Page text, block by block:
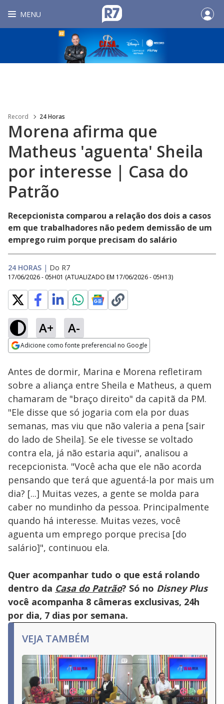
MENU
Record 24 Horas
Morena afirma que
Matheus 'aguenta' Sheila
por interesse | Casa do
Patrão
Recepcionista comparou a relação dos dois a casos
em que trabalhadores não pedem demissão de um
emprego ruim porque precisam do salário
24 HORAS | Do R7
17/06/2026 - 05H01 (ATUALIZADO EM 17/06/2026 - 05H13)
A+ A-
Adicione como fonte preferencial no Google
Ativar
Loaded
18.88%
Antes de dormir, Marina e Morena refletiram
sobre a aliança entre Sheila e Matheus, a quem
chamaram de "braço direito" da capitã da PM.
"Ele disse que só jogaria com ela por duas
semanas, mas viu que não valeria a pena [sair
do lado de Sheila]. Se ele tivesse se voltado
contra ela, já não estaria aqui", analisou a
recepcionista. "Você acha que ele não acorda
pensando que terá que aguentá-la por mais um
dia? [...] Muitas vezes, a gente se molda para
caber no mundinho da pessoa. Principalmente
quando há interesse. Muitas vezes, você
aguenta um emprego porque precisa [do
salário]", continuou ela.
Quer acompanhar tudo o que está rolando
dentro da Casa do Patrão? Só no Disney Plus
você acompanha 8 câmeras exclusivas, 24h
por dia, 7 dias por semana.
VEJA TAMBÉM